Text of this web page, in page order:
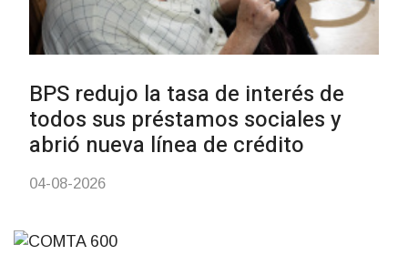
personas en situación de
discapacidad